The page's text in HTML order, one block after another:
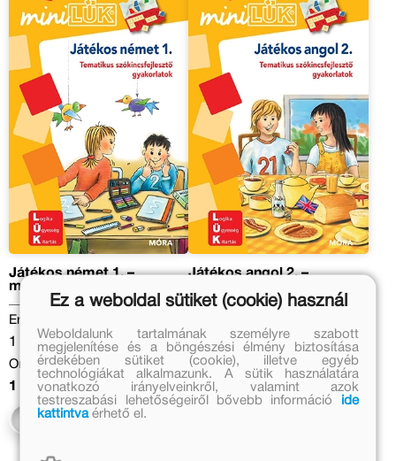
Játékos német 1. –
miniLÜK
Eredeti ár:
1 399 Ft
Online ár:
1 147 Ft
Kosárba
Játékos angol 2. –
1 399 Ft
Online ár:
1 147 Ft
Ez a weboldal sütiket (cookie) használ
Weboldalunk tartalmának személyre szabott
megjelenítése és a böngészési élmény biztosítása
érdekében sütiket (cookie), illetve egyéb
technológiákat alkalmazunk. A sütik használatára
vonatkozó irányelveinkről, valamint azok
testreszabási lehetőségeiről bővebb információ
ide
kattintvaérhető el.